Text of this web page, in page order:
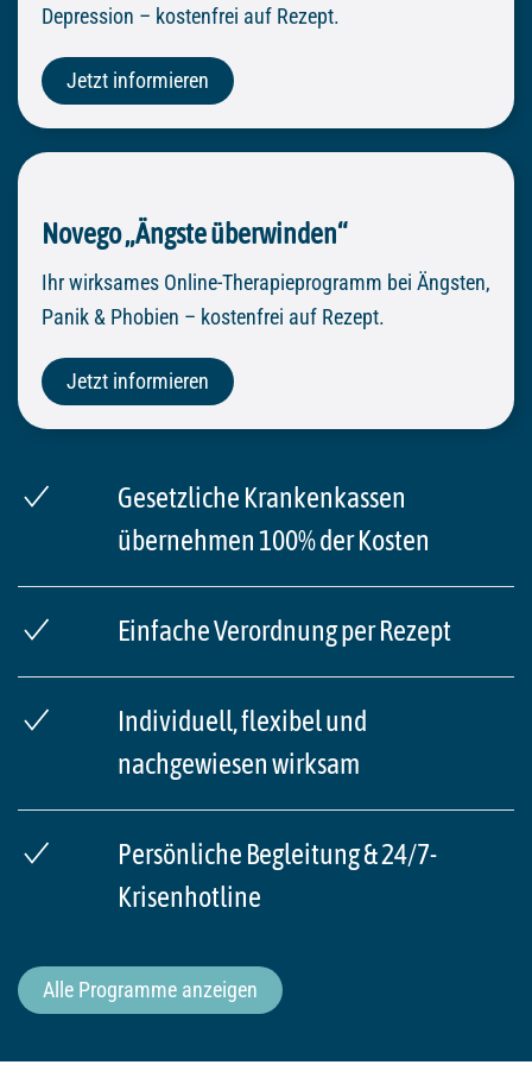
Depression – kostenfrei auf Rezept.
Jetzt informieren
Novego „Ängste überwinden“
Ihr wirksames Online-Therapieprogramm bei Ängsten,
Panik & Phobien – kostenfrei auf Rezept.
Jetzt informieren
Gesetzliche Krankenkassen
übernehmen 100% der Kosten
Einfache Verordnung per Rezept
Individuell, flexibel und
nachgewiesen wirksam
Persönliche Begleitung & 24/7-
Krisenhotline
Alle Programme anzeigen